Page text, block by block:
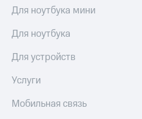
Для ноутбука мини
Для ноутбука
Для устройств
Услуги
Мобильная связь